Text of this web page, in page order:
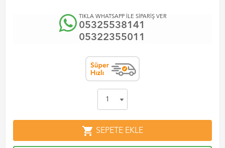
TIKLA WHATSAPP İLE SİPARİŞ VER
05325538141
05322355011
shopping_cart SEPETE EKLE